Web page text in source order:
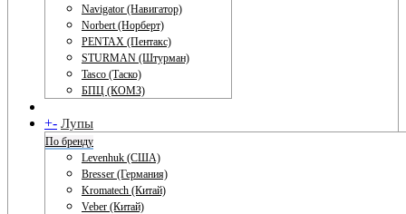
Navigator (Навигатор)
Norbert (Норберт)
PENTAX (Пентакс)
STURMAN (Штурман)
Tasco (Таско)
БПЦ (КОМЗ)
+- Лупы
По бренду
Levenhuk (США)
Bresser (Германия)
Kromatech (Китай)
Veber (Китай)